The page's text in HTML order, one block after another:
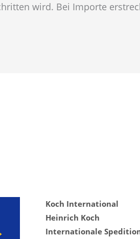
wird. Bei Importe
Koch International
Heinrich Koch
Internationale